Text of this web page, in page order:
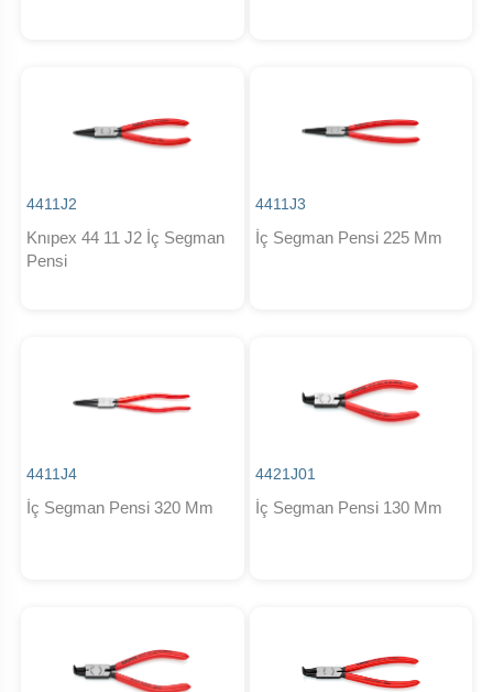
4411J2
Knıpex 44 11 J2 İç Segman
Pensi
4411J3
İç Segman Pensi 225 Mm
4411J4
İç Segman Pensi 320 Mm
4421J01
İç Segman Pensi 130 Mm